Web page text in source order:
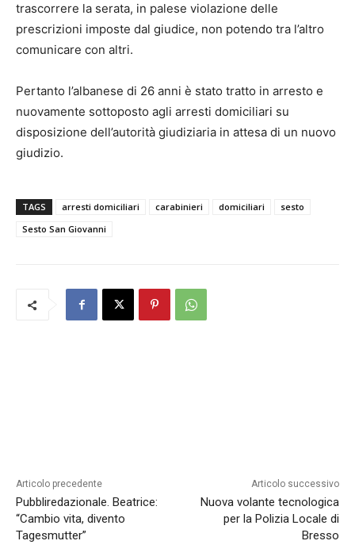
trascorrere la serata, in palese violazione delle
prescrizioni imposte dal giudice, non potendo tra l’altro
comunicare con altri.
Pertanto l’albanese di 26 anni è stato tratto in arresto e
nuovamente sottoposto agli arresti domiciliari su
disposizione dell’autorità giudiziaria in attesa di un nuovo
giudizio.
TAGS arresti domiciliari carabinieri domiciliari
sesto
Sesto San Giovanni
Articolo precedente
Pubbliredazionale. Beatrice:
“Cambio vita, divento
Tagesmutter”
Articolo successivo
Nuova volante tecnologica
per la Polizia Locale di
Bresso